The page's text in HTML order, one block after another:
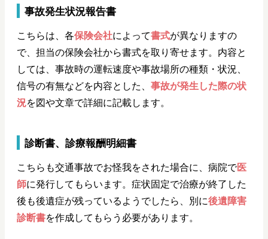
事故発生状況報告書
こちらは、各保険会社によって書式が異なりますの
で、担当の保険会社から書式を取り寄せます。内容と
しては、事故時の運転速度や事故場所の種類・状況、
信号の有無などを内容とした、 事故が発生した際の状
況を図や文章で詳細に記載します。
診断書、診療報酬明細書
こちらも交通事故でお怪我をされた場合に、病院で医
師に発行してもらいます。症状固定で治療が終了した
後も後遺症が残っているようでしたら、別に後遺障害
診断書を作成してもらう必要があります。